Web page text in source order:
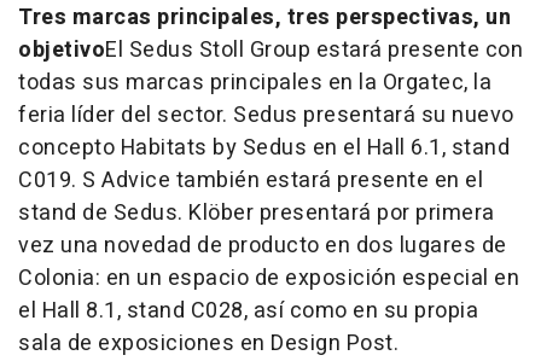
Tres marcas principales, tres perspectivas, un
objetivoEl Sedus Stoll Group estará presente con
todas sus marcas principales en la Orgatec, la
feria líder del sector. Sedus presentará su nuevo
concepto Habitats by Sedus en el Hall 6.1, stand
C019. S Advice también estará presente en el
stand de Sedus. Klöber presentará por primera
vez una novedad de producto en dos lugares de
Colonia: en un espacio de exposición especial en
el Hall 8.1, stand C028, así como en su propia
sala de exposiciones en Design Post.